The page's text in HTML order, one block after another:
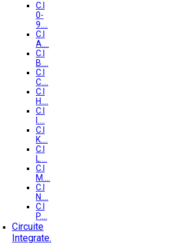
C.I
0-
9....
C.I
A....
C.I
B....
C.I
C....
C.I
H....
C.I
C.I
K....
C.I
L....
C.I
M....
C.I
N....
C.I
P....
Circuite
Integrate.